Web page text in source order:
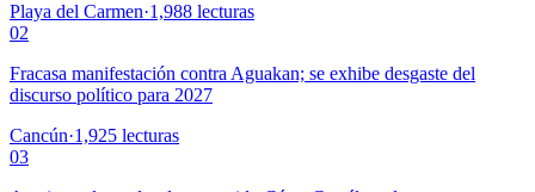
Playa del Carmen·1,988 lecturas
02
Fracasa manifestación contra Aguakan; se exhibe desgaste del
discurso político para 2027
Cancún·1,925 lecturas
03